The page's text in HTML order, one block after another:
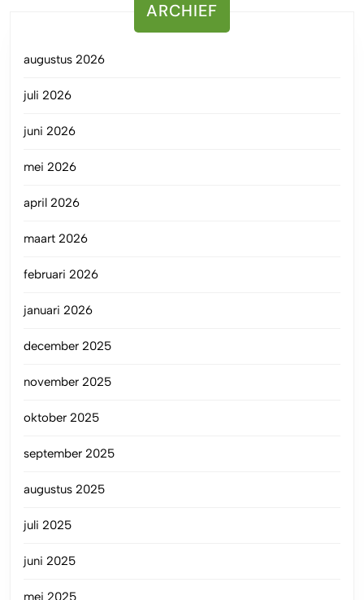
ARCHIEF
augustus 2026
juli 2026
juni 2026
mei 2026
april 2026
maart 2026
februari 2026
januari 2026
december 2025
november 2025
oktober 2025
september 2025
augustus 2025
juli 2025
juni 2025
mei 2025